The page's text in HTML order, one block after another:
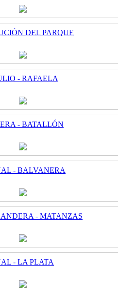
DEL PARQUE
- RAFAELA
- BATALLÓN
- BALVANERA
- MATANZAS
- LA PLATA